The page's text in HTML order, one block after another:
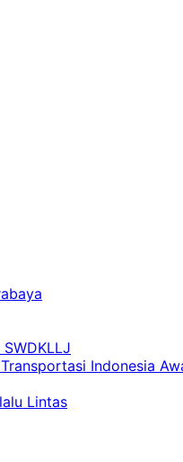
Indonesia
Lintas